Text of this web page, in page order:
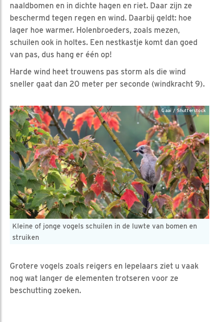
naaldbomen en in dichte hagen en riet. Daar zijn ze
beschermd tegen regen en wind. Daarbij geldt: hoe
lager hoe warmer. Holenbroeders, zoals mezen,
schuilen ook in holtes. Een nestkastje komt dan goed
van pas, dus hang er één op!
Harde wind heet trouwens pas storm als die wind
sneller gaat dan 20 meter per seconde (windkracht 9).
Kleine of jonge vogels schuilen in de luwte van bomen en
struiken
Gaai / Shutterstock
Grotere vogels zoals reigers en lepelaars ziet u vaak
nog wat langer de elementen trotseren voor ze
beschutting zoeken.